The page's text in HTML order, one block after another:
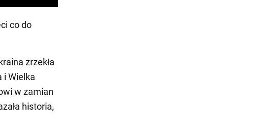
co do
zrzekła
i Wielka
w zamian
historia,